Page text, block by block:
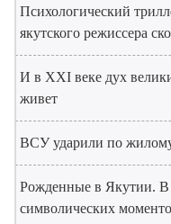
Психологический
якутского режиссера
И в XXI веке дух
живет
ВСУ ударили по
Рожденные в Якутии.
символических